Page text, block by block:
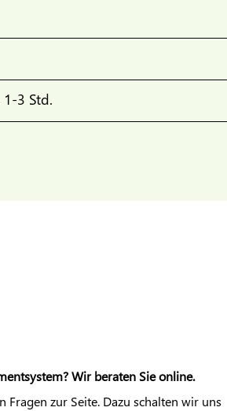
3 Std.
Wir beraten Sie online.
zur Seite. Dazu schalten wir uns